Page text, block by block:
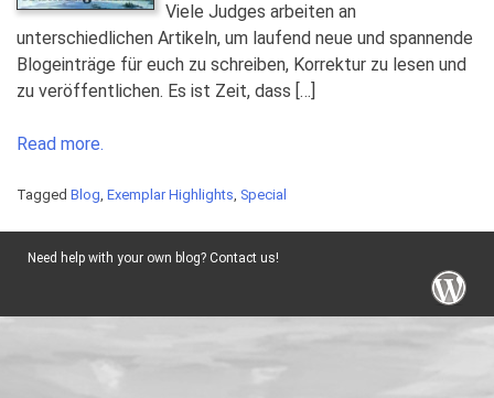
Viele Judges arbeiten an
unterschiedlichen Artikeln, um laufend neue und spannende
Blogeinträge für euch zu schreiben, Korrektur zu lesen und
zu veröffentlichen. Es ist Zeit, dass […]
Read more.
Tagged Blog, Exemplar Highlights, Special
Need help with your own blog? Contact us!